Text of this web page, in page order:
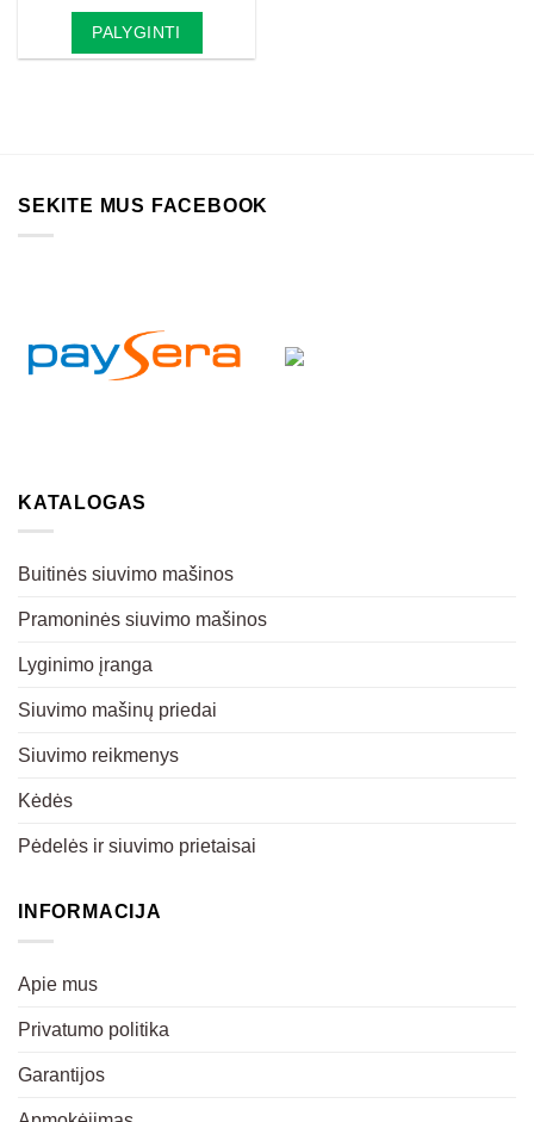
PALYGINTI
SEKITE MUS FACEBOOK
KATALOGAS
Buitinės siuvimo mašinos
Pramoninės siuvimo mašinos
Lyginimo įranga
Siuvimo mašinų priedai
Siuvimo reikmenys
Kėdės
Pėdelės ir siuvimo prietaisai
INFORMACIJA
Apie mus
Privatumo politika
Garantijos